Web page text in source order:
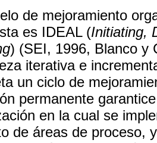
de mejoramiento
es IDEAL (Initiating,
) (SEI, 1996, Blanco y
iterativa e
un ciclo de
permanente
en la cual se
de áreas de proceso,